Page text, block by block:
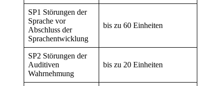
SP1 Störungen der
Sprache vor
Abschluss der
Sprachentwicklung
bis zu 60 Einheiten
SP2 Störungen der
Auditiven
Wahrnehmung
bis zu 20 Einheiten